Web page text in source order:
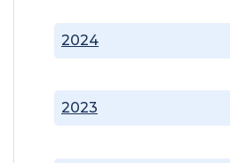
2023
2024